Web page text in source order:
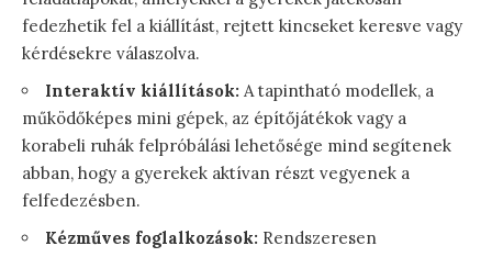
fedezhetik fel a kiállítást, rejtett kincseket keresve vagy
kérdésekre válaszolva.
Interaktív kiállítások: A tapintható modellek, a
működőképes mini gépek, az építőjátékok vagy a
korabeli ruhák felpróbálási lehetősége mind segítenek
abban, hogy a gyerekek aktívan részt vegyenek a
felfedezésben.
Kézműves foglalkozások: Rendszeresen